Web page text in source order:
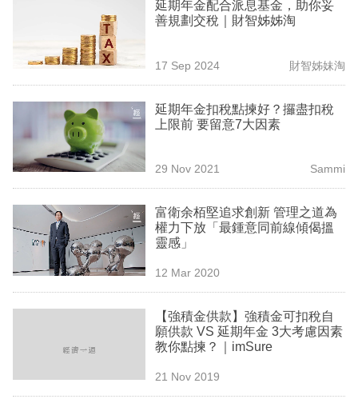
市
理
商
業
科
技
職
場
生
延期年金配合派息基金，助你妥
善規劃交稅｜財智姊姊淘
17 Sep 2024 財智姊妹淘
延期年金扣稅點揀好？攞盡扣稅
上限前 要留意7大因素
29 Nov 2021 Sammi
富衛余栢堅追求創新 管理之道為
權力下放「最鍾意同前線傾偈搵
靈感」
12 Mar 2020
【強積金供款】強積金可扣稅自
願供款 VS 延期年金 3大考慮因素
教你點揀？｜imSure
21 Nov 2019